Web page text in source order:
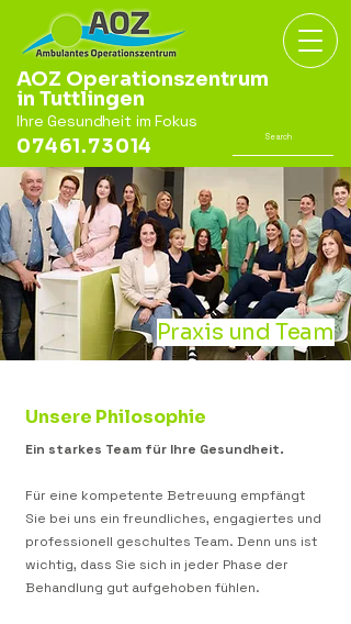
AOZ Operationszentrum
in Tuttlingen
Ihre Gesundheit im Fokus
07461.73014
Praxis und Team
Unsere Philosophie
Ein starkes Team für Ihre Gesundheit.
Für eine kompetente Betreuung empfängt
Sie bei uns ein freundliches, engagiertes und
professionell geschultes Team. Denn uns ist
wichtig, dass Sie sich in jeder Phase der
Behandlung gut aufgehoben fühlen.